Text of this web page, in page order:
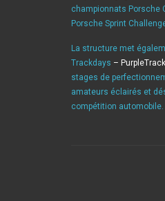
championnats Porsche
Porsche Sprint
La structure met
Trackdays –
stages de
amateurs éclairés et
compétition automobile.